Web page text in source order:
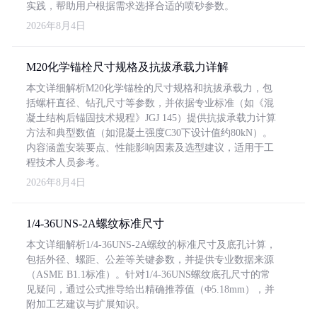
实践，帮助用户根据需求选择合适的喷砂参数。
2026年8月4日
M20化学锚栓尺寸规格及抗拔承载力详解
本文详细解析M20化学锚栓的尺寸规格和抗拔承载力，包
括螺杆直径、钻孔尺寸等参数，并依据专业标准（如《混
凝土结构后锚固技术规程》JGJ 145）提供抗拔承载力计算
方法和典型数值（如混凝土强度C30下设计值约80kN）。
内容涵盖安装要点、性能影响因素及选型建议，适用于工
程技术人员参考。
2026年8月4日
1/4-36UNS-2A螺纹标准尺寸
本文详细解析1/4-36UNS-2A螺纹的标准尺寸及底孔计算，
包括外径、螺距、公差等关键参数，并提供专业数据来源
（ASME B1.1标准）。针对1/4-36UNS螺纹底孔尺寸的常
见疑问，通过公式推导给出精确推荐值（Φ5.18mm），并
附加工艺建议与扩展知识。